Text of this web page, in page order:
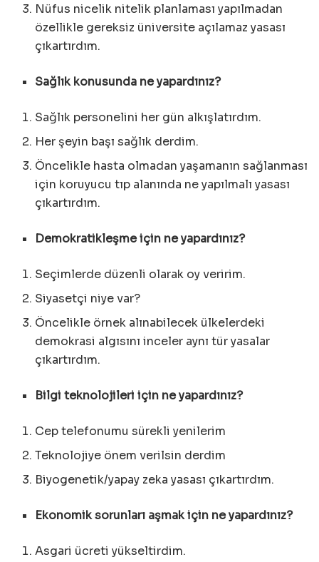
Nüfus nicelik nitelik planlaması yapılmadan
özellikle gereksiz üniversite açılamaz yasası
çıkartırdım.
Sağlık konusunda ne yapardınız?
Sağlık personelini her gün alkışlatırdım.
Her şeyin başı sağlık derdim.
Öncelikle hasta olmadan yaşamanın sağlanması
için koruyucu tıp alanında ne yapılmalı yasası
çıkartırdım.
Demokratikleşme için ne yapardınız?
Seçimlerde düzenli olarak oy veririm.
Siyasetçi niye var?
Öncelikle örnek alınabilecek ülkelerdeki
demokrasi algısını inceler aynı tür yasalar
çıkartırdım.
Bilgi teknolojileri için ne yapardınız?
Cep telefonumu sürekli yenilerim
Teknolojiye önem verilsin derdim
Biyogenetik/yapay zeka yasası çıkartırdım.
Ekonomik sorunları aşmak için ne yapardınız?
Asgari ücreti yükseltirdim.